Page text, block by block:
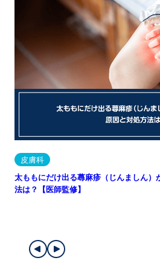
皮膚科
太ももにだけ出る蕁麻疹（じんましん）
法は？【医師監修】